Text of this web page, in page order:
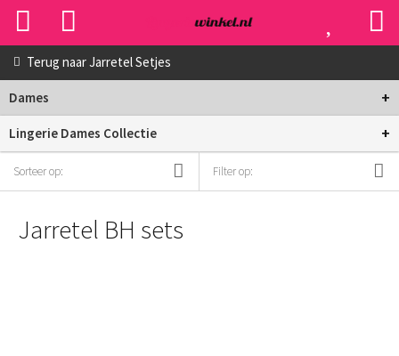
Terug naarJarretel Setjes
Dames +
Lingerie Dames Collectie +
Sorteer op: Filter op:
Jarretel BH sets